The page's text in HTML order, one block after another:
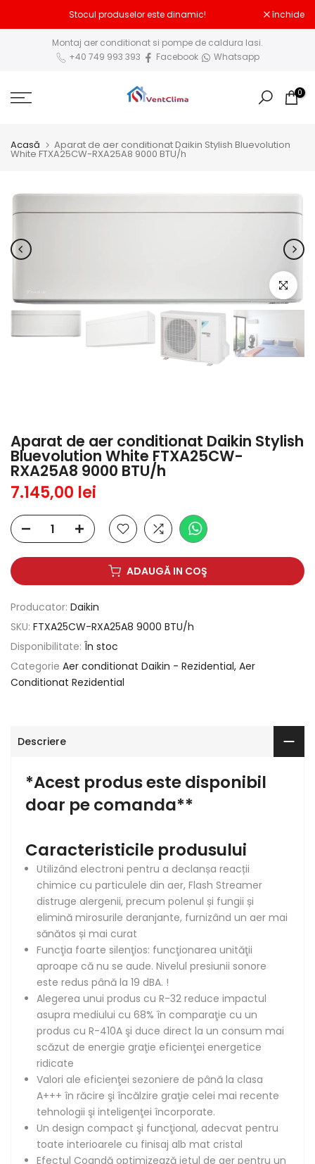
la
Stocul produselor este dinamic! închide
Montaj aer conditionat si pompe de caldura Iasi.
+40 749 993 393
Facebook Whatsapp
0
Acasă Aparat de aer conditionat Daikin Stylish Bluevolution
White FTXA25CW-RXA25A8 9000 BTU/h
Click
Aparat de aer conditionat Daikin Stylish
Bluevolution White FTXA25CW-
RXA25A8 9000 BTU/h
7.145,00 lei
ADAUGĂ IN COŞ
Producator: Daikin
SKU: FTXA25CW-RXA25A8 9000 BTU/h
Disponibilitate: În stoc
Categorie Aer conditionat Daikin - Rezidential Aer
Conditionat Rezidential
Descriere
*Acest produs este disponibil
doar pe comanda**
Caracteristicile produsului
Utilizând electroni pentru a declanșa reacții
chimice cu particulele din aer, Flash Streamer
distruge alergenii, precum polenul și fungii și
elimină mirosurile deranjante, furnizând un aer mai
sănătos și mai curat
Funcţia foarte silenţios: funcţionarea unităţii
aproape că nu se aude. Nivelul presiunii sonore
este redus până la 19 dBA. !
Alegerea unui produs cu R-32 reduce impactul
asupra mediului cu 68% în comparaţie cu un
produs cu R-410A şi duce direct la un consum mai
scăzut de energie graţie eficienţei energetice
ridicate
Valori ale eficienţei sezoniere de până la clasa
A+++ în răcire şi încălzire graţie celei mai recente
tehnologii şi inteligenţei încorporate.
Un design compact şi funcţional, adecvat pentru
toate interioarele cu finisaj alb mat cristal
Efectul Coandă optimizează jetul de aer pentru un